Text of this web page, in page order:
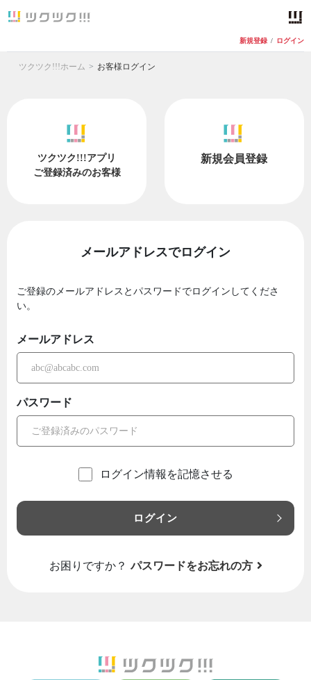
新規登録 / ログイン
ツクツク!!!ホーム お客様ログイン
ツクツク!!!アプリ
ご登録済みのお客様
新規会員登録
メールアドレスでログイン
ご登録のメールアドレスとパスワードでログインしてくださ
い。
メールアドレス
パスワード
ログイン情報を記憶させる
ログイン
お困りですか？ パスワードをお忘れの方